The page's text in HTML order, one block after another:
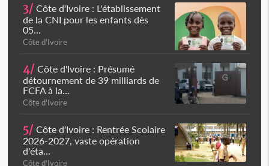
3/ Côte d'Ivoire : L'établissement
de la CNI pour les enfants dès
05...
Côte d'Ivoire
4/ Côte d'Ivoire : Présumé
détournement de 39 milliards de
FCFA à la...
Côte d'Ivoire
5/ Côte d'Ivoire : Rentrée Scolaire
2026-2027, vaste opération
d'éta...
Côte d'Ivoire